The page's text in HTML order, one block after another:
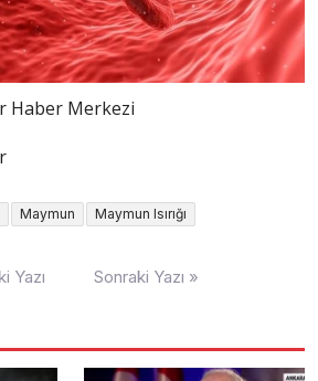
Haber Merkezi
Maymun Maymun Isırığı
Yazı Sonraki Yazı »